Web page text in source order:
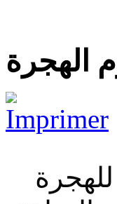
الهجرة